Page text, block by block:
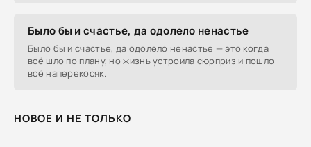
НОВОЕ И НЕ ТОЛЬКО
Было бы и счастье, да одолело ненастье
Было бы и счастье, да одолело ненастье — это когда
всё шло по плану, но жизнь устроила сюрприз и пошло
всё наперекосяк.